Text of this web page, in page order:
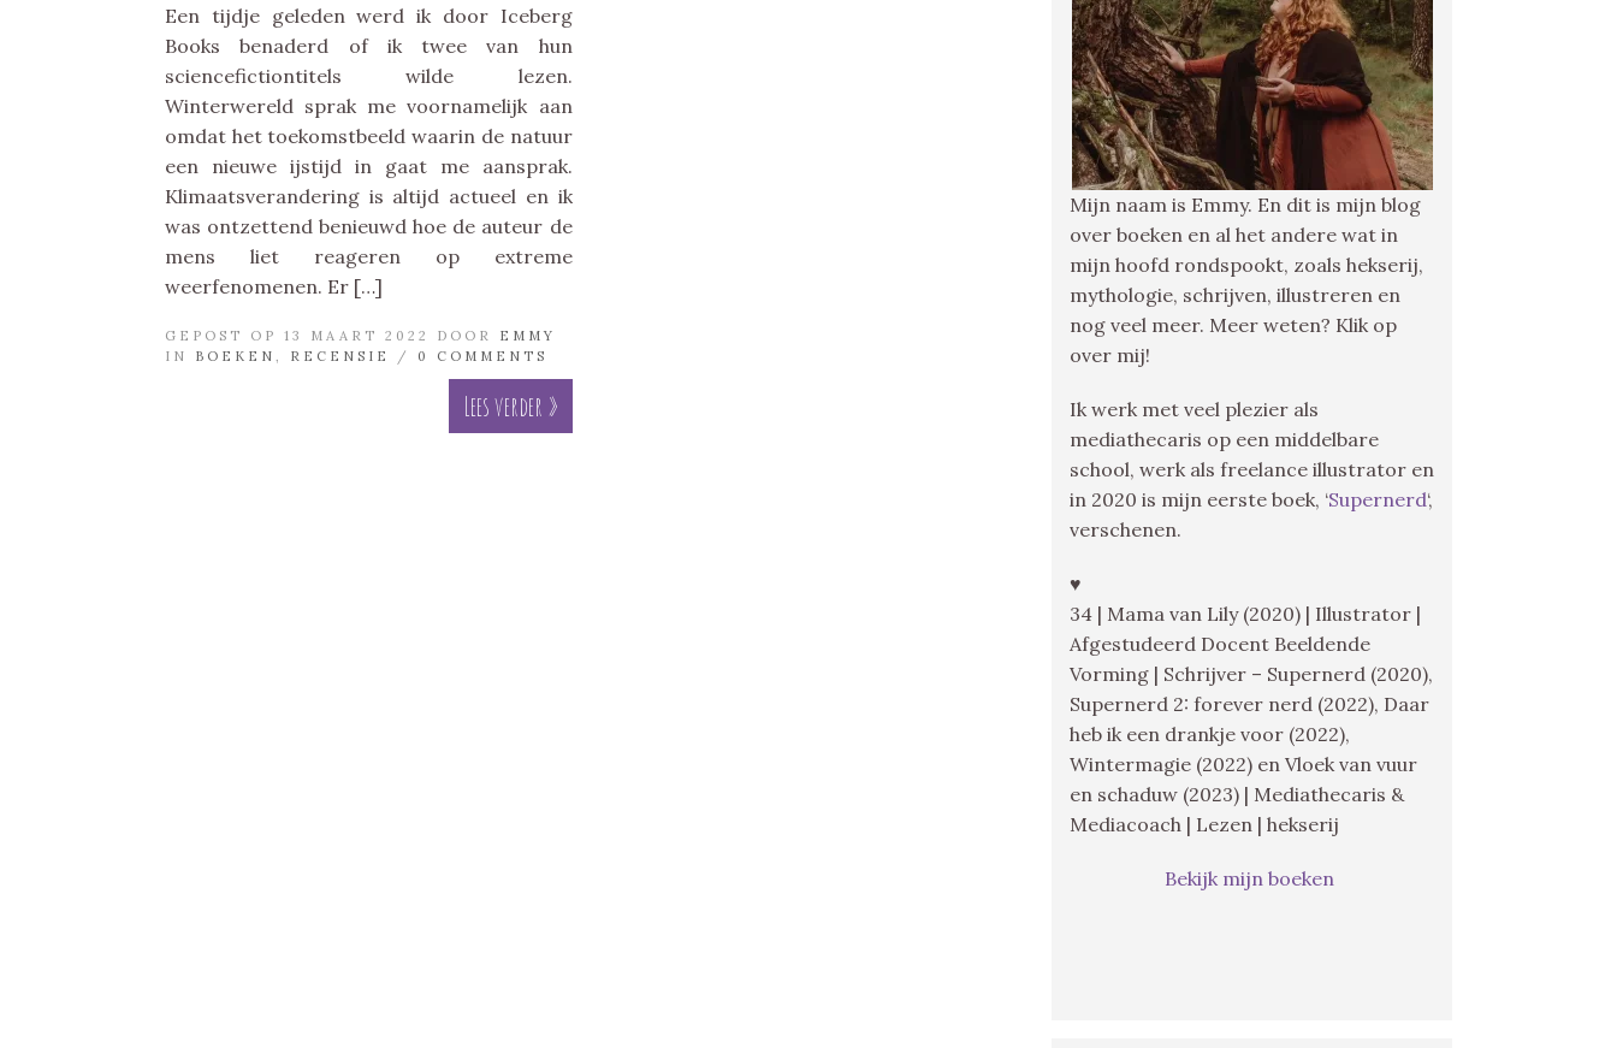
Een tijdje geleden werd ik door Iceberg
Books benaderd of ik twee van hun
sciencefictiontitels wilde lezen.
Winterwereld sprak me voornamelijk aan
omdat het toekomstbeeld waarin de natuur
een nieuwe ijstijd in gaat me aansprak.
Klimaatsverandering is altijd actueel en ik
was ontzettend benieuwd hoe de auteur de
mens liet reageren op extreme
weerfenomenen. Er […]
GEPOST OP 13 MAART 2022 DOOR EMMY
IN BOEKEN , RECENSIE / 0 COMMENTS
Lees verder »
Mijn naam is Emmy. En dit is mijn blog
over boeken en al het andere wat in
mijn hoofd rondspookt, zoals hekserij,
mythologie, schrijven, illustreren en
nog veel meer. Meer weten? Klik op
over mij!
Ik werk met veel plezier als
mediathecaris op een middelbare
school, werk als freelance illustrator en
in 2020 is mijn eerste boek, ‘Supernerd‘,
verschenen.
♥
34 | Mama van Lily (2020) | Illustrator |
Afgestudeerd Docent Beeldende
Vorming | Schrijver – Supernerd (2020),
Supernerd 2: forever nerd (2022), Daar
heb ik een drankje voor (2022),
Wintermagie (2022) en Vloek van vuur
en schaduw (2023) | Mediathecaris &
Mediacoach | Lezen | hekserij
Bekijk mijn boeken